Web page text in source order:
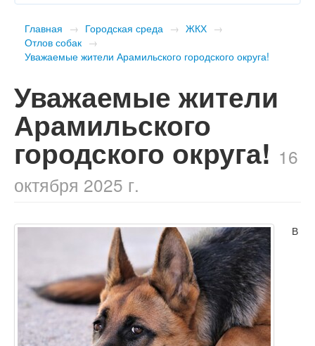
Главная → Городская среда → ЖКХ →
Отлов собак →
​Уважаемые жители Арамильского городского округа!
​Уважаемые жители
Арамильского
городского округа! 16
октября 2025 г.
В